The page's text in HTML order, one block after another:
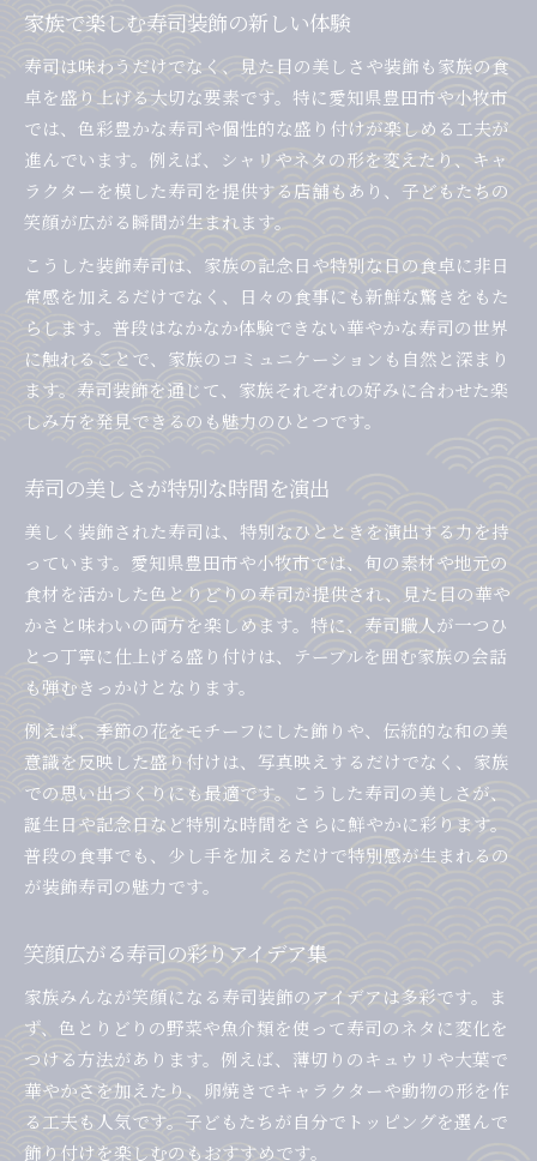
家族で楽しむ華やか寿司のコツと工夫
職人技が光る寿司盛り付けの秘訣
寿司職人の技が映える装飾の極意
シャリとネタの美しい調和が魅力の秘訣
職人の工夫が光る寿司盛り付け体験
寿司装飾に込められた職人のこだわり
盛り付け技術で際立つ寿司の美しさ
彩り豊かな寿司で笑顔あふれる時間
カラフルな寿司が食卓に笑顔を運ぶ理由
寿司の彩りで生まれる家族の楽しい時間
見た目が楽しい寿司装飾の魅力とは
彩り豊かな寿司で家族の交流が深まる
寿司の色彩で感じる季節と楽しみ方
旬を味わう寿司装飾のポイントを解説
季節感を演出する寿司の盛り付け術
季節ごとに楽しむ寿司装飾の工夫とは
寿司で感じる四季の移ろいと演出方法
季節の食材で彩る寿司装飾の楽しみ方
子どもが驚く寿司アレンジ体験談
子どもが笑顔になる寿司アレンジの工夫
家族で挑戦した寿司装飾の実例を紹介
キャラクター寿司で楽しむ食卓アイデア
子どもと作る寿司装飾の楽しい体験談
家族で楽しむ寿司装飾の新しい体験
寿司は味わうだけでなく、見た目の美しさや装飾も家族の食
卓を盛り上げる大切な要素です。特に愛知県豊田市や小牧市
では、色彩豊かな寿司や個性的な盛り付けが楽しめる工夫が
進んでいます。例えば、シャリやネタの形を変えたり、キャ
ラクターを模した寿司を提供する店舗もあり、子どもたちの
笑顔が広がる瞬間が生まれます。
こうした装飾寿司は、家族の記念日や特別な日の食卓に非日
常感を加えるだけでなく、日々の食事にも新鮮な驚きをもた
らします。普段はなかなか体験できない華やかな寿司の世界
に触れることで、家族のコミュニケーションも自然と深まり
ます。寿司装飾を通じて、家族それぞれの好みに合わせた楽
しみ方を発見できるのも魅力のひとつです。
寿司の美しさが特別な時間を演出
美しく装飾された寿司は、特別なひとときを演出する力を持
っています。愛知県豊田市や小牧市では、旬の素材や地元の
食材を活かした色とりどりの寿司が提供され、見た目の華や
かさと味わいの両方を楽しめます。特に、寿司職人が一つひ
とつ丁寧に仕上げる盛り付けは、テーブルを囲む家族の会話
も弾むきっかけとなります。
例えば、季節の花をモチーフにした飾りや、伝統的な和の美
意識を反映した盛り付けは、写真映えするだけでなく、家族
での思い出づくりにも最適です。こうした寿司の美しさが、
誕生日や記念日など特別な時間をさらに鮮やかに彩ります。
普段の食事でも、少し手を加えるだけで特別感が生まれるの
が装飾寿司の魅力です。
笑顔広がる寿司の彩りアイデア集
家族みんなが笑顔になる寿司装飾のアイデアは多彩です。ま
ず、色とりどりの野菜や魚介類を使って寿司のネタに変化を
つける方法があります。例えば、薄切りのキュウリや大葉で
華やかさを加えたり、卵焼きでキャラクターや動物の形を作
る工夫も人気です。子どもたちが自分でトッピングを選んで
飾り付けを楽しむのもおすすめです。